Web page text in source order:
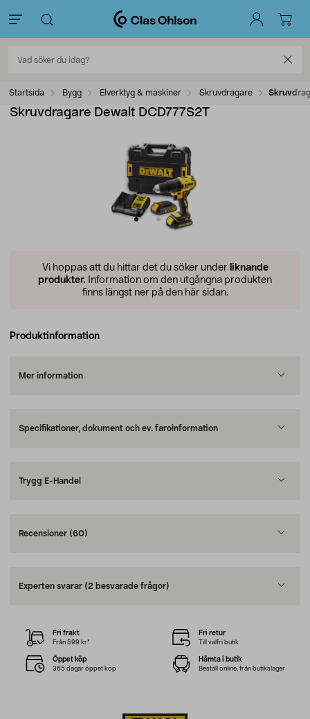
Startsida Bygg Elverktyg & maskiner Skruvdragare
Skruvdragare Dewalt DCD777S2T
Vi hoppas att du hittar det du söker under liknande
produkter. Information om den utgångna produkten
finns längst ner på den här sidan.
Produktinformation
Mer information
Specifikationer, dokument och ev. faroinformation
Trygg E-Handel
Recensioner (60)
Experten svarar (2 besvarade frågor)
Fri frakt
Från 599 kr*
Fri retur
Till valfri butik
Öppet köp
365 dagar öppet köp
Hämta i butik
Beställ online, från butikslager